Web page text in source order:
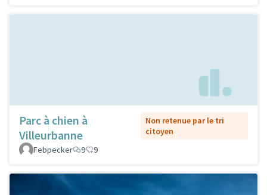
Parc à chien à
Villeurbanne
Non retenue par le tri
citoyen
Febpecker
9 9